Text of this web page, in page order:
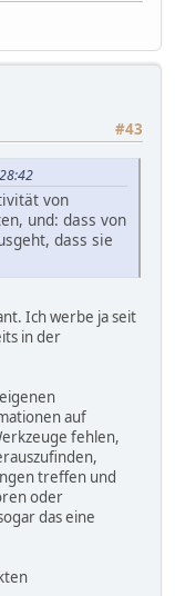
#43
von
und: dass von
dass sie
Ich werbe ja seit
in der
auf
fehlen,
treffen und
oder
das eine